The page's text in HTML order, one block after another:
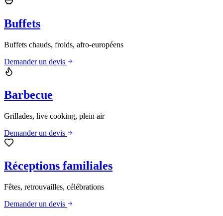
Buffets
Buffets chauds, froids, afro-européens
Demander un devis
Barbecue
Grillades, live cooking, plein air
Demander un devis
Réceptions familiales
Fêtes, retrouvailles, célébrations
Demander un devis